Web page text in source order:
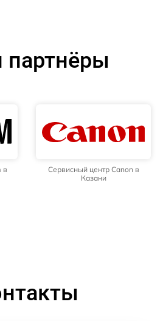
в
Сервисный центр Canon в
Казани